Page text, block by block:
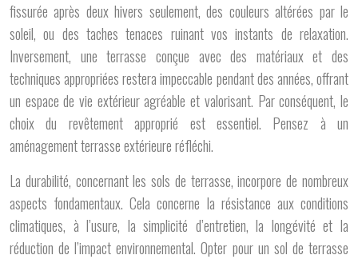
fissurée après deux hivers seulement, des couleurs altérées par le
soleil, ou des taches tenaces ruinant vos instants de relaxation.
Inversement, une terrasse conçue avec des matériaux et des
techniques appropriées restera impeccable pendant des années, offrant
un espace de vie extérieur agréable et valorisant. Par conséquent, le
choix du revêtement approprié est essentiel. Pensez à un
aménagement terrasse extérieure réfléchi.
La durabilité, concernant les sols de terrasse, incorpore de nombreux
aspects fondamentaux. Cela concerne la résistance aux conditions
climatiques, à l’usure, la simplicité d’entretien, la longévité et la
réduction de l’impact environnemental. Opter pour un sol de terrasse